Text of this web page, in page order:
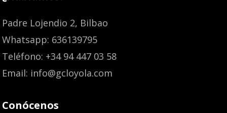
Padre Lojendio 2, Bilbao
Whatsapp: 636139795
Teléfono: +34 94 447 03 58
Email: info@gcloyola.com
Conócenos